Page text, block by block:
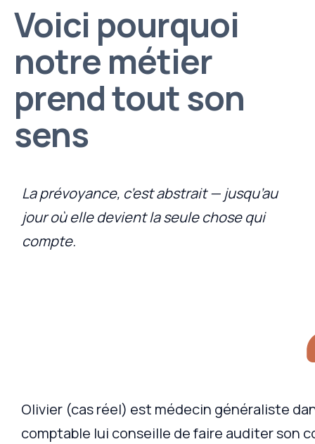
Voici pourquoi
notre métier
prend tout son
sens
La prévoyance, c’est abstrait — jusqu’au
jour où elle devient la seule chose qui
compte.
Olivier (cas réel) est médecin généraliste
comptable lui conseille de faire auditer son